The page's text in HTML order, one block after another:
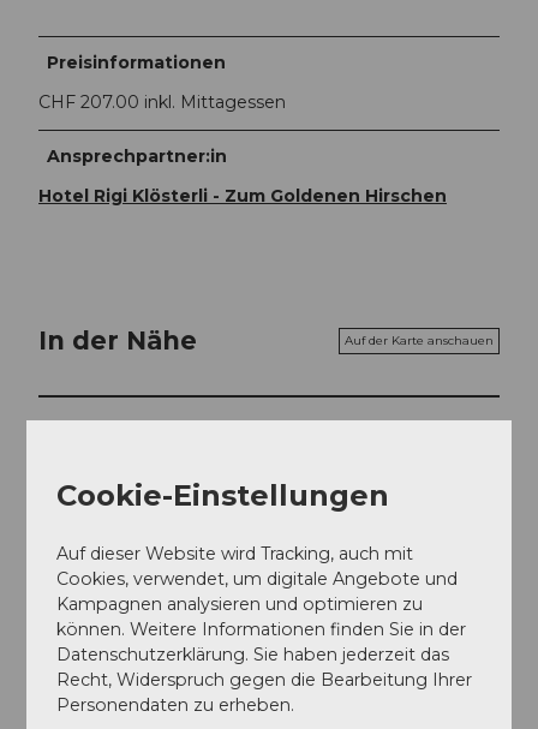
Preisinformationen
CHF 207.00 inkl. Mittagessen
Ansprechpartner:in
Hotel Rigi Klösterli - Zum Goldenen Hirschen
In der Nähe Auf der Karte anschauen
Essen und Trinken
Veranstaltungsort
Hotel Rigi Klösterli – Zum goldenen Hirschen
Klösterliweg
6410
Goldau
Cookie-Einstellungen
Auf dieser Website wird Tracking, auch mit
Cookies, verwendet, um digitale Angebote und
Kampagnen analysieren und optimieren zu
können. Weitere Informationen finden Sie in der
Datenschutzerklärung. Sie haben jederzeit das
Recht, Widerspruch gegen die Bearbeitung Ihrer
Personendaten zu erheben.